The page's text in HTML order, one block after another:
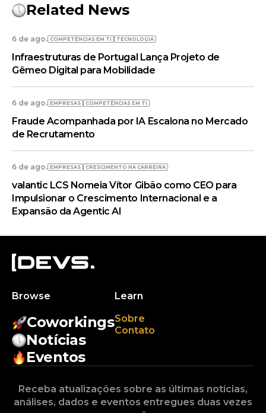
Related News
6 de ago. COMPETÊNCIAS EM TI TECNOLOGIA
Infraestruturas de Portugal Lança Projeto de
Gêmeo Digital para Mobilidade
6 de ago. EMPRESAS COMPETÊNCIAS EM TI
Fraude Acompanhada por IA Escalona no Mercado
de Recrutamento
6 de ago. EMPRESAS CRESCIMENTO NA CARREIRA
valantic LCS Nomeia Vítor Gibão como CEO para
Impulsionar o Crescimento Internacional e a
Expansão da Agentic AI
Browse
Coworkings
Notícias
Eventos
Learn
Sobre
Contato
Receba atualizações sobre as últimas notícias,
análises, dados e eventos entregues duas vezes